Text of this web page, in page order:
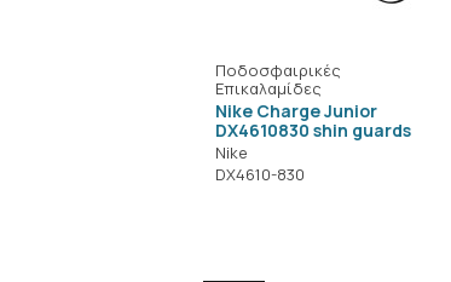
Ποδοσφαιρικές
Επικαλαμίδες
Nike Charge Junior
DX4610830 shin guards
Nike
DX4610-830